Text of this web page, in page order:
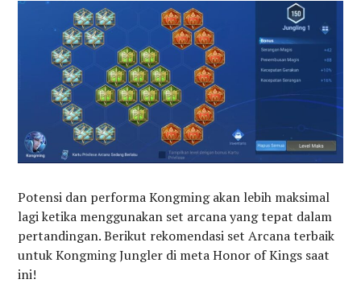
Potensi dan performa Kongming akan lebih maksimal
lagi ketika menggunakan set arcana yang tepat dalam
pertandingan. Berikut rekomendasi set Arcana terbaik
untuk Kongming Jungler di meta Honor of Kings saat
ini!